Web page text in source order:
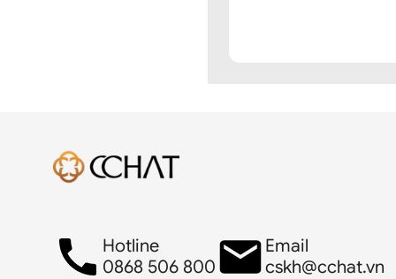
Hotline
0868 506 800
Email
cskh@cchat.vn